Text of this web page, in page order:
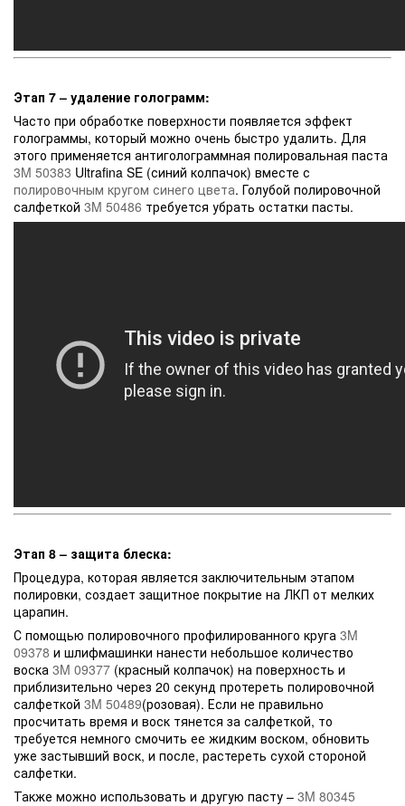
Этап 7 – удаление голограмм:
Часто при обработке поверхности появляется эффект
голограммы, который можно очень быстро удалить. Для
этого применяется антиголограммная полировальная паста
3M 50383 Ultrafina SE (синий колпачок) вместе с
полировочным кругом синего цвета. Голубой полировочной
салфеткой 3M 50486 требуется убрать остатки пасты.
Этап 8 – защита блеска:
Процедура, которая является заключительным этапом
полировки, создает защитное покрытие на ЛКП от мелких
царапин.
С помощью полировочного профилированного круга 3M
09378 и шлифмашинки нанести небольшое количество
воска 3M 09377 (красный колпачок) на поверхность и
приблизительно через 20 секунд протереть полировочной
салфеткой 3M 50489(розовая). Если не правильно
просчитать время и воск тянется за салфеткой, то
требуется немного смочить ее жидким воском, обновить
уже застывший воск, и после, растереть сухой стороной
салфетки.
Также можно использовать и другую пасту – 3M 80345